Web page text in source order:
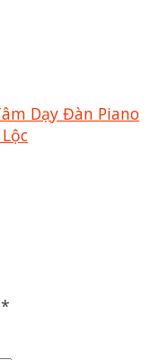
Dạy Đàn Piano
*